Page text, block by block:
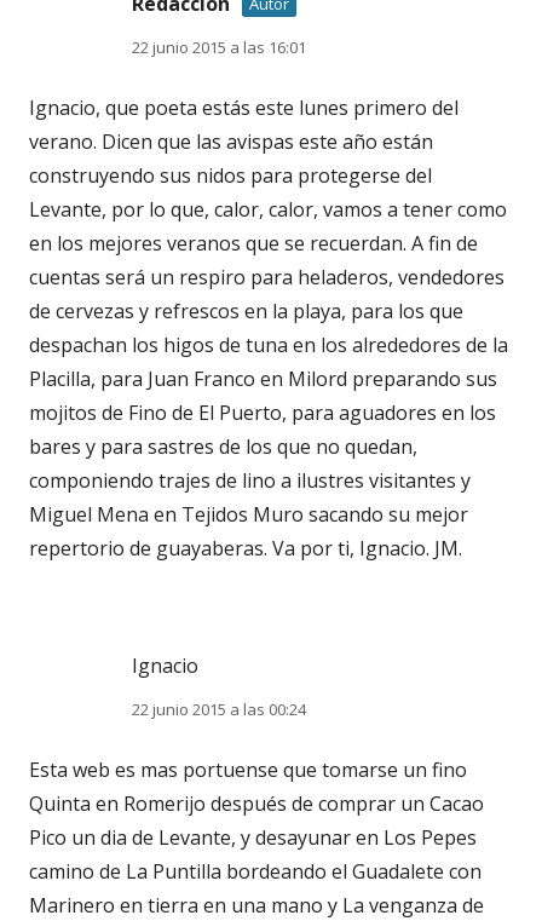
22 junio 2015 a las 16:01
Ignacio, que poeta estás este lunes primero del
verano. Dicen que las avispas este año están
construyendo sus nidos para protegerse del
Levante, por lo que, calor, calor, vamos a tener como
en los mejores veranos que se recuerdan. A fin de
cuentas será un respiro para heladeros, vendedores
de cervezas y refrescos en la playa, para los que
despachan los higos de tuna en los alrededores de la
Placilla, para Juan Franco en Milord preparando sus
mojitos de Fino de El Puerto, para aguadores en los
bares y para sastres de los que no quedan,
componiendo trajes de lino a ilustres visitantes y
Miguel Mena en Tejidos Muro sacando su mejor
repertorio de guayaberas. Va por ti, Ignacio. JM.
Ignacio
22 junio 2015 a las 00:24
Esta web es mas portuense que tomarse un fino
Quinta en Romerijo después de comprar un Cacao
Pico un dia de Levante, y desayunar en Los Pepes
camino de La Puntilla bordeando el Guadalete con
Marinero en tierra en una mano y La venganza de